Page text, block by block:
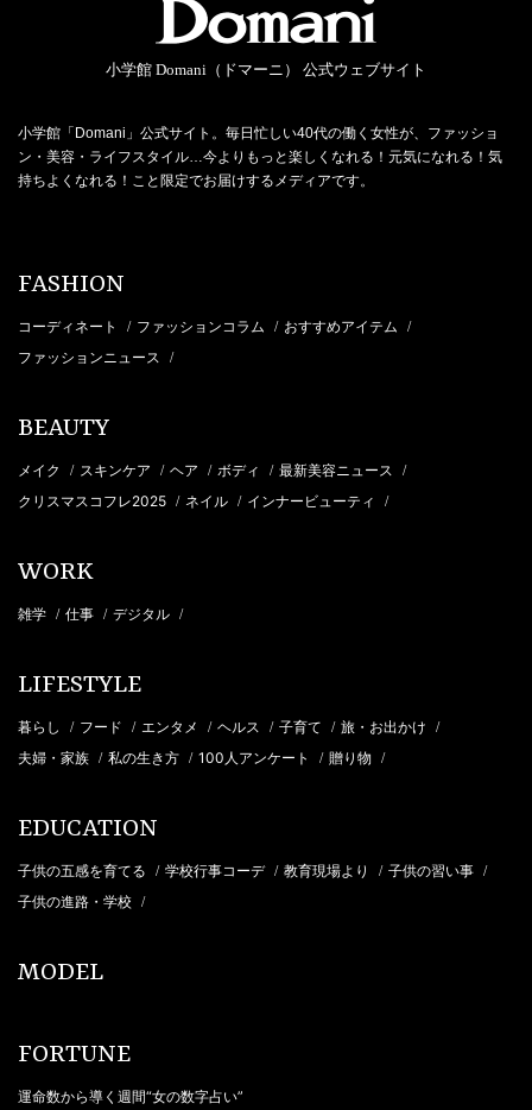
小学館 Domani（ドマーニ） 公式ウェブサイト
小学館「Domani」公式サイト。毎日忙しい40代の働く女性が、ファッショ
ン・美容・ライフスタイル…今よりもっと楽しくなれる！元気になれる！気
持ちよくなれる！こと限定でお届けするメディアです。
FASHION
コーディネート / ファッションコラム / おすすめアイテム /
ファッションニュース /
BEAUTY
メイク / スキンケア / ヘア / ボディ / 最新美容ニュース /
クリスマスコフレ2025 / ネイル / インナービューティ /
WORK
雑学 / 仕事 / デジタル /
LIFESTYLE
暮らし / フード / エンタメ / ヘルス / 子育て / 旅・お出かけ /
夫婦・家族 / 私の生き方 / 100人アンケート / 贈り物 /
EDUCATION
子供の五感を育てる / 学校行事コーデ / 教育現場より / 子供の習い事 /
子供の進路・学校 /
MODEL
FORTUNE
運命数から導く週間“女の数字占い”